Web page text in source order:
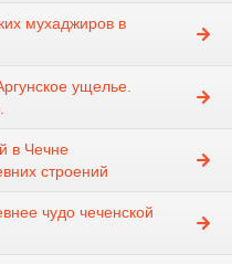
мухаджиров в
ущелье.
в Чечне
строений
чудо чеченской